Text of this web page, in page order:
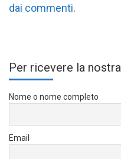
dai commenti.
Per ricevere la
Nome o nome completo
Email